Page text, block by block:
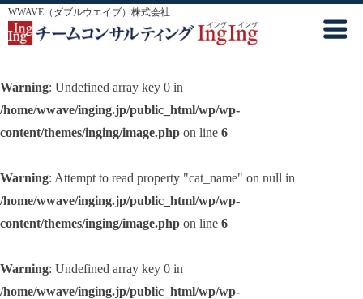
WWAVE（ダブルウエイブ）株式会社
Warning: Undefined array key 0 in
/home/wwave/inging.jp/public_html/wp/wp-
content/themes/inging/image.php on line 6
Warning: Attempt to read property "cat_name" on null in
/home/wwave/inging.jp/public_html/wp/wp-
content/themes/inging/image.php on line 6
Warning: Undefined array key 0 in
/home/wwave/inging.jp/public_html/wp/wp-